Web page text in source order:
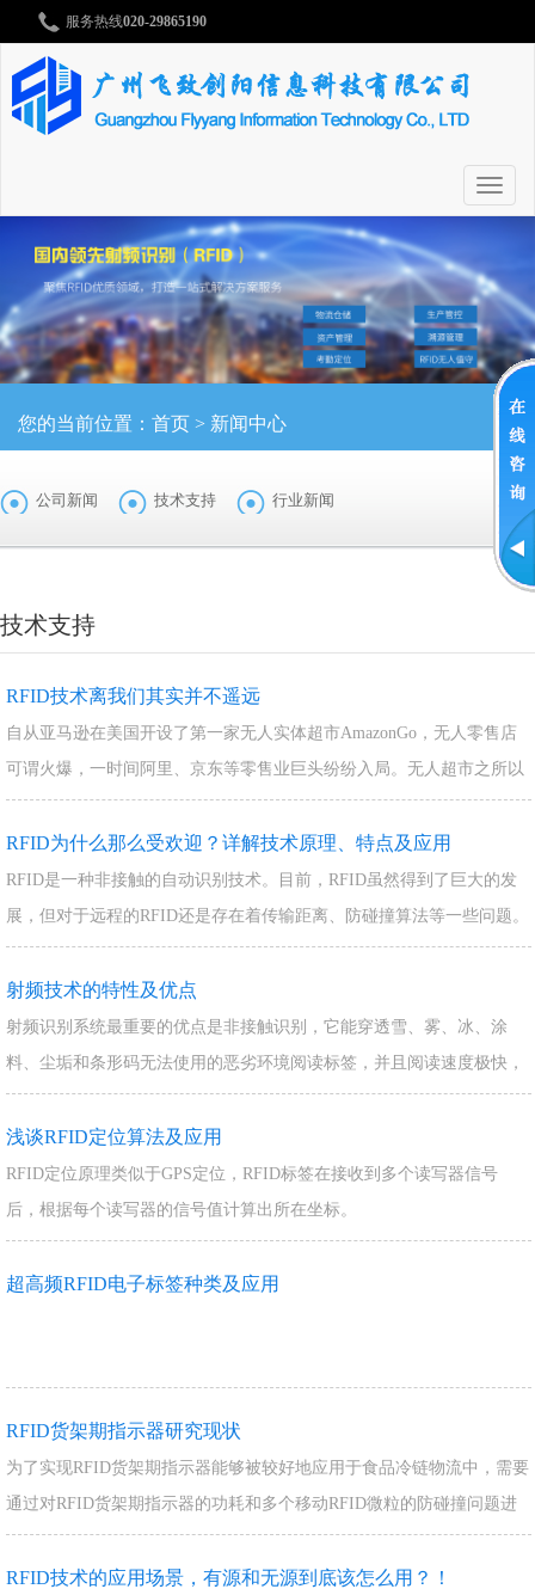
服务热线020-29865190
切
换
您的当前位置： 首页 > 新闻中心
公司新闻 技术支持 行业新闻
技术支持
RFID技术离我们其实并不遥远
自从亚马逊在美国开设了第一家无人实体超市AmazonGo，无人零售店
可谓火爆，一时间阿里、京东等零售业巨头纷纷入局。无人超市之所以
能实现无人化，靠的就是一项技术——…
RFID为什么那么受欢迎？详解技术原理、特点及应用
RFID是一种非接触的自动识别技术。目前，RFID虽然得到了巨大的发
展，但对于远程的RFID还是存在着传输距离、防碰撞算法等一些问题。
本文通过对RFID技术原理、特…
射频技术的特性及优点
射频识别系统最重要的优点是非接触识别，它能穿透雪、雾、冰、涂
料、尘垢和条形码无法使用的恶劣环境阅读标签，并且阅读速度极快，
大多数情况下不到100毫秒。有源式射频识别…
浅谈RFID定位算法及应用
RFID定位原理类似于GPS定位，RFID标签在接收到多个读写器信号
后，根据每个读写器的信号值计算出所在坐标。
超高频RFID电子标签种类及应用
RFID货架期指示器研究现状
为了实现RFID货架期指示器能够被较好地应用于食品冷链物流中，需要
通过对RFID货架期指示器的功耗和多个移动RFID微粒的防碰撞问题进
行了研究。
RFID技术的应用场景，有源和无源到底该怎么用？！